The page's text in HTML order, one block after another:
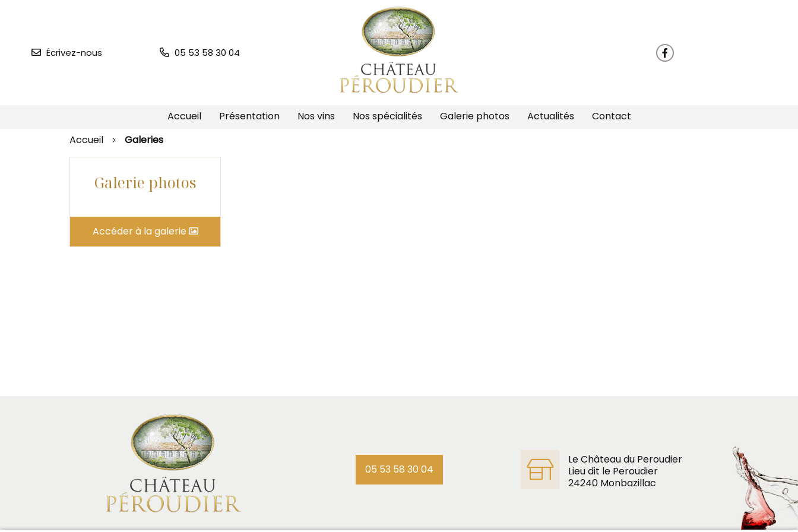
Écrivez-nous 05 53 58 30 04
Accueil Présentation Nos vins Nos spécialités Galerie photos Actualités
Contact
Accueil
Galeries
Galerie photos
Accéder à la galerie
05 53 58 30 04
Le Château du Peroudier
Lieu dit le Peroudier
24240 Monbazillac